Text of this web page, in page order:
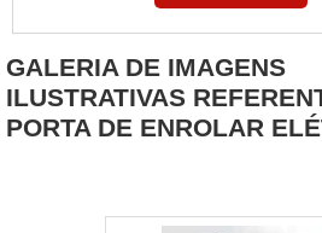
custo x benefício, - Maior economia, -
Para saber mais entre em contato
GALERIA DE IMAGENS
ILUSTRATIVAS
PORTA DE ENROLAR